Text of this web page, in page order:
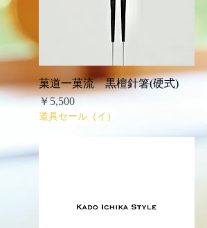
クイックビュー
菓道⼀菓流 黒檀針箸(硬式)
価格
￥5,500
道具セール（イ）